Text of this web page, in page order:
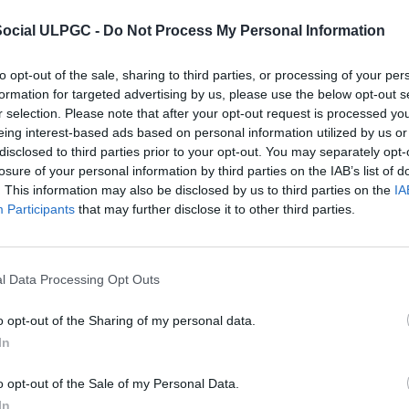
ULPGC - Do Not Process My Personal Information
opt-out of the sale, sharing to third parties, or processing of your
for targeted advertising by us, please use the below opt-out
selection. Please note that after your opt-out request is processed
interest-based ads based on personal information utilized by us
to third parties prior to your opt-out. You may separately
of your personal information by third parties on the IAB’s list of
This information may also be disclosed by us to third parties on the
Participants that may further disclose it to other third parties.
Data Processing Opt Outs
opt-out of the Sharing of my personal data.
opt-out of the Sale of my Personal Data.
adoptado por la Comisión Permanente del Consejo
relación con la propuesta de asignación, con carácter
al personal docente e investigador, con efectos
adoptado por la Comisión Permanente del Consejo
relación con la Propuesta del presidente del Consejo
de la ULPGC a la iniciativa emprendida por la
(FULP) para la concesión del Premio Canarias 2024, en
Manuel Lobo Cabrera.
con el artículo 3.1.c) de la Ley 11/2003, de 4 de abril,
Consejos Sociales y Coordinación del Sistema
sobre la propuesta de implantación del Doctorado en
de La Laguna y la Universidad de Las Palmas de Gran